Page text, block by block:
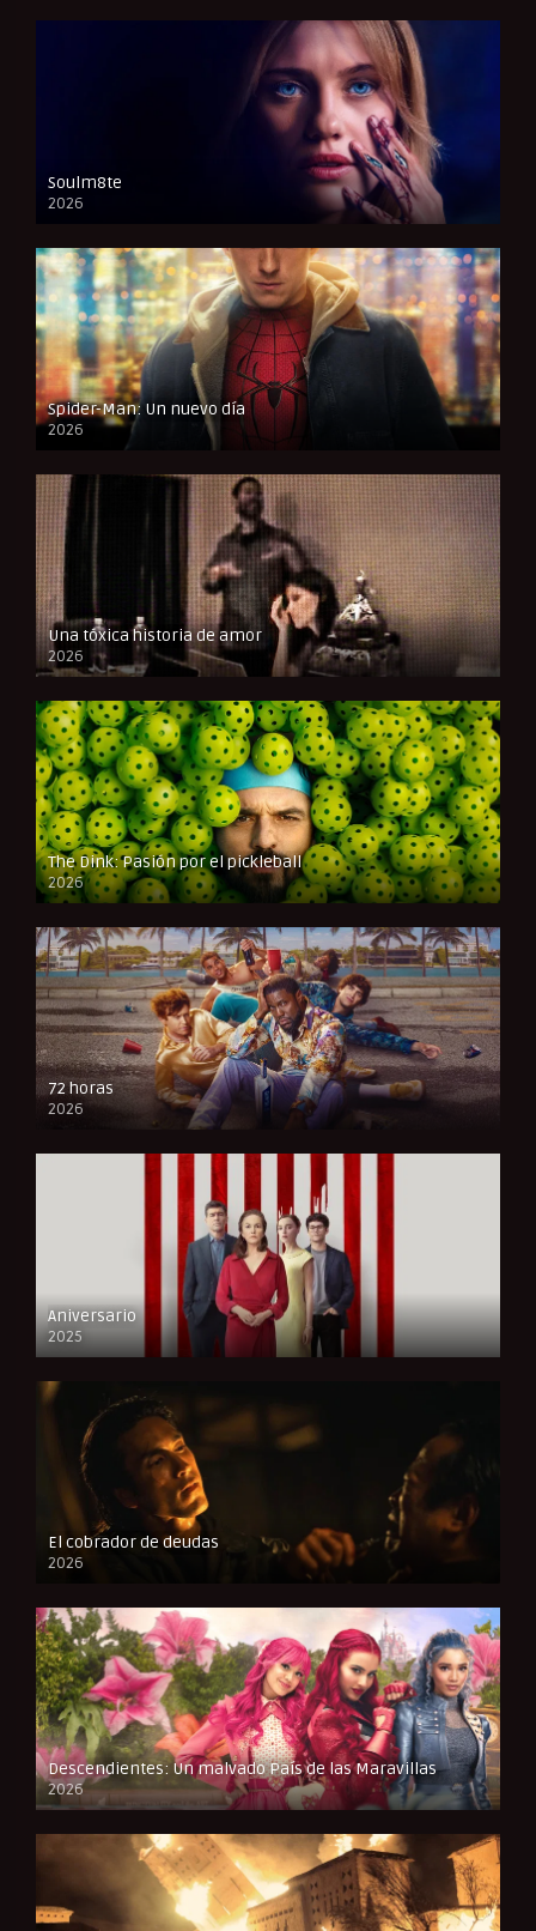
Soulm8te
2026
FULL HD
Spider-Man: Un nuevo día
2026
CAM
Una tóxica historia de amor
2026
FULL HD
The Dink: Pasión por el pickleball
2026
FULL HD
72 horas
2026
FULL HD
Aniversario
2025
FULL HD
El cobrador de deudas
2026
FULL HD
Descendientes: Un malvado País de las Maravillas
2026
FULL HD